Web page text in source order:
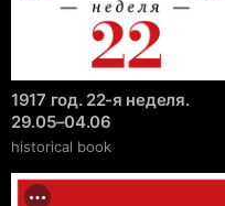
1917 год. 22-я неделя.
29.05–04.06
historical book